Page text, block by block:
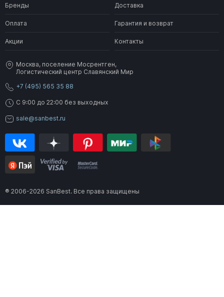
Бренды Доставка
Оплата Гарантия и возврат
Акции Контакты
Москва, поселение Мосрентген,
Логистический центр Славянский Мир
+7 (495) 565 35 88
C 9:00 до 22:00 без выходных
sale@sanbest.ru
® 2006-2026 SanBest. Все права защищены